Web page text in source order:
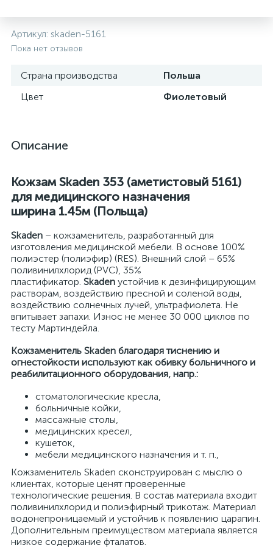
Артикул: skaden-5161
Пока нет отзывов
Страна производства
Польша
Цвет
Фиолетовый
Описание
Кожзам Skaden 353 (аметистовый 5161)
для медицинского назначения
ширина 1.45м (Польща)
Skaden – кожзаменитель, разработанный для
изготовления медицинской мебели. В основе 100%
полиэстер (полиэфир) (RES). Внешний слой – 65%
поливинилхлорид (PVC), 35%
пластификатор. Skaden устойчив к дезинфицирующим
растворам, воздействию пресной и соленой воды,
воздействию солнечных лучей, ультрафиолета. Не
впитывает запахи. Износ не менее 30 000 циклов по
тесту Мартиндейла.
Кожзаменитель Skaden благодаря тиснению и
огнестойкости используют как обивку больничного и
реабилитационного оборудования, напр.:
стоматологические кресла,
больничные койки,
массажные столы,
медицинских кресел,
кушеток,
мебели медицинского назначения и т. п.,
Кожзаменитель Skaden сконструирован с мыслю о
клиентах, которые ценят проверенные
технологические решения. В состав материала входит
поливинилхлорид и полиэфирный трикотаж. Материал
водонепроницаемый и устойчив к появлению царапин.
Дополнительным преимуществом материала является
низкое содержание фталатов.